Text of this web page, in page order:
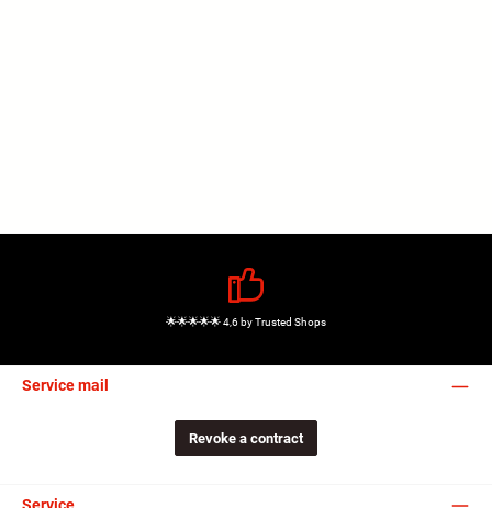
🌟🌟🌟🌟🌟 4,6 by Trusted Shops
Service mail
Revoke a contract